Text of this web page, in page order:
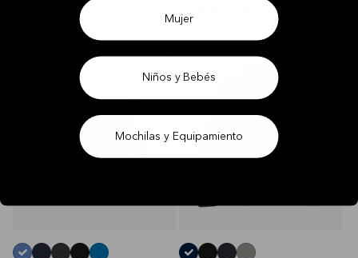
rating
4.9
rating
(101)
Mujer
Niños y Bebés
Mochilas y Equipamiento